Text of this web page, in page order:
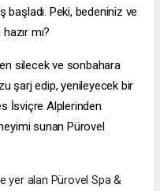
Peki, bedeniniz ve
mı?
silecek ve sonbahara
şarj edip, yenileyecek bir
İsviçre Alplerinden
sunan Pürovel
yer alan Pürovel Spa &